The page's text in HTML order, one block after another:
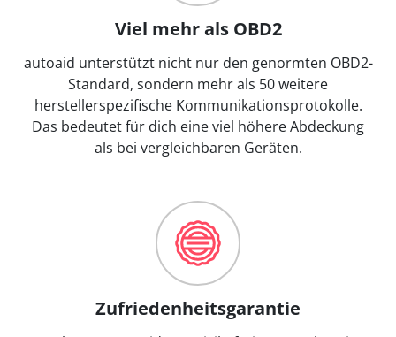
Viel mehr als OBD2
autoaid unterstützt nicht nur den genormten OBD2-
Standard, sondern mehr als 50 weitere
herstellerspezifische Kommunikationsprotokolle.
Das bedeutet für dich eine viel höhere Abdeckung
als bei vergleichbaren Geräten.
Zufriedenheitsgarantie